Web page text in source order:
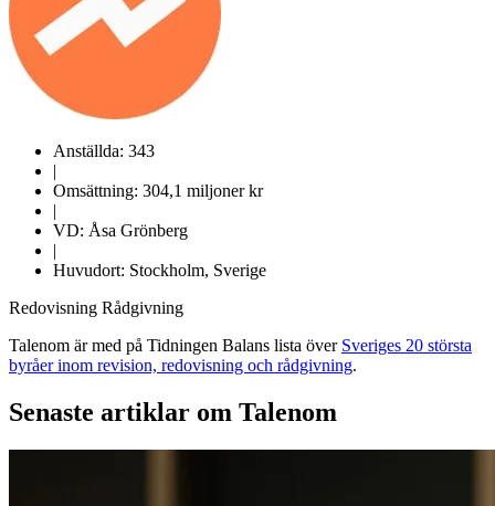
Anställda: 343
Omsättning: 304,1 miljoner kr
VD: Åsa Grönberg
Huvudort: Stockholm, Sverige
Redovisning Rådgivning
Talenom är med på Tidningen Balans lista över Sveriges 20 största
byråer inom revision, redovisning och rådgivning.
Senaste artiklar om Talenom